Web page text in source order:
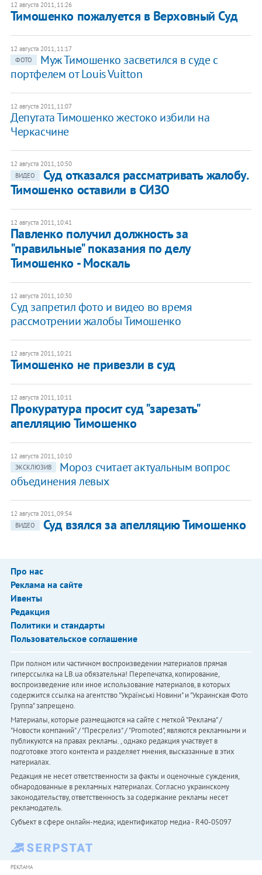
12 августа 2011, 11:26
Тимошенко пожалуется в Верховный Суд
12 августа 2011, 11:17
ФОТО
Муж Тимошенко засветился в суде с
портфелем от Louis Vuitton
12 августа 2011, 11:07
Депутата Тимошенко жестоко избили на
Черкасчине
12 августа 2011, 10:50
ВИДЕО
Суд отказался рассматривать жалобу.
Тимошенко оставили в СИЗО
12 августа 2011, 10:41
Павленко получил должность за
"правильные" показания по делу
Тимошенко - Москаль
12 августа 2011, 10:30
Суд запретил фото и видео во время
рассмотрении жалобы Тимошенко
12 августа 2011, 10:21
Тимошенко не привезли в суд
12 августа 2011, 10:11
Прокуратура просит суд "зарезать"
апелляцию Тимошенко
12 августа 2011, 10:10
ЭКСКЛЮЗИВ
Мороз считает актуальным вопрос
объединения левых
12 августа 2011, 09:54
ВИДЕО
Суд взялся за апелляцию Тимошенко
Про нас
Реклама на сайте
Ивенты
Редакция
Политики и стандарты
Пользовательское соглашение
При полном или частичном воспроизведении материалов прямая
гиперссылка на LB.ua обязательна! Перепечатка, копирование,
воспроизведение или иное использование материалов, в которых
содержится ссылка на агентство "Українськi Новини" и "Украинская Фото
Группа" запрещено.
Материалы, которые размещаются на сайте с меткой "Реклама" /
"Новости компаний" / "Пресрелиз" / "Promoted", являются рекламными и
публикуются на правах рекламы. , однако редакция участвует в
подготовке этого контента и разделяет мнения, высказанные в этих
материалах.
Редакция не несет ответственности за факты и оценочные суждения,
обнародованные в рекламных материалах. Согласно украинскому
законодательству, ответственность за содержание рекламы несет
рекламодатель.
Субъект в сфере онлайн-медиа; идентификатор медиа - R40-05097
РЕКЛАМА